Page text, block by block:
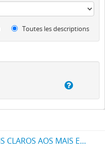
Toutes les descriptions
UM NOVO PROCESSO PARA FABRICAÇÃO DE MATERIAS CORANTES PRETAS ESCARLATES E AZUIS DOS MATIZES MAIS CLAROS AOS MAIS ESCUROS PARA TINGIR ALGODÃO DIRECTAMENTE